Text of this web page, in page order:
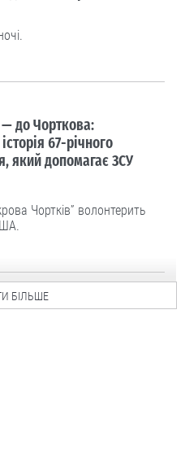
— до Чорткова:
67-річного
який допомагає ЗСУ
Чортків” волонтерить
БІЛЬШЕ